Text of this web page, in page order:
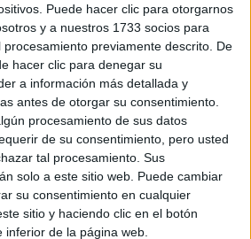
Puede hacer clic para otorgarnos
y a nuestros 1733 socios para
previamente descrito. De
hacer clic para denegar su
a información más detallada y
antes de otorgar su consentimiento.
procesamiento de sus datos
de su consentimiento, pero usted
tal procesamiento. Sus
solo a este sitio web. Puede cambiar
su consentimiento en cualquier
sitio y haciendo clic en el botón
de la página web.
(o terminaste) bachillerato o FP?
de Uso
y Condicionesde uso*